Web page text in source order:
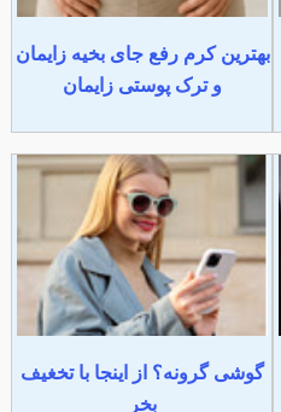
بهترین کرم رفع جای بخیه زایمان
و ترک پوستی زایمان
گوشی گرونه؟ از اینجا با تخغیف
بخر